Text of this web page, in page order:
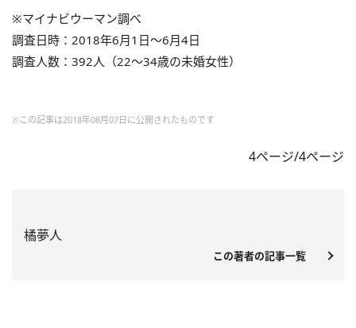
※マイナビウーマン調べ
調査日時：2018年6月1日～6月4日
調査人数：392人（22～34歳の未婚女性）
※この記事は2018年08月07日に公開されたものです
4ページ/4ページ
橘夢人
この著者の記事一覧